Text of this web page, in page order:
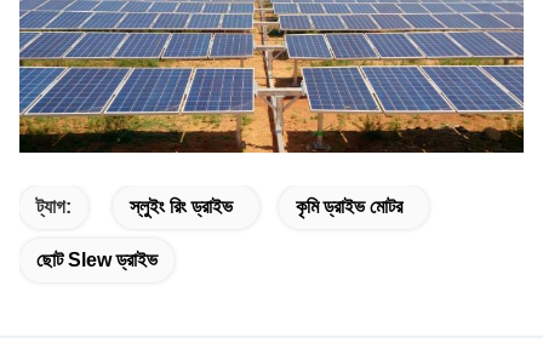
ট্যাগ: স্লুইং রিং ড্রাইভ কৃমি ড্রাইভ মোটর
ছোট Slew ড্রাইভ